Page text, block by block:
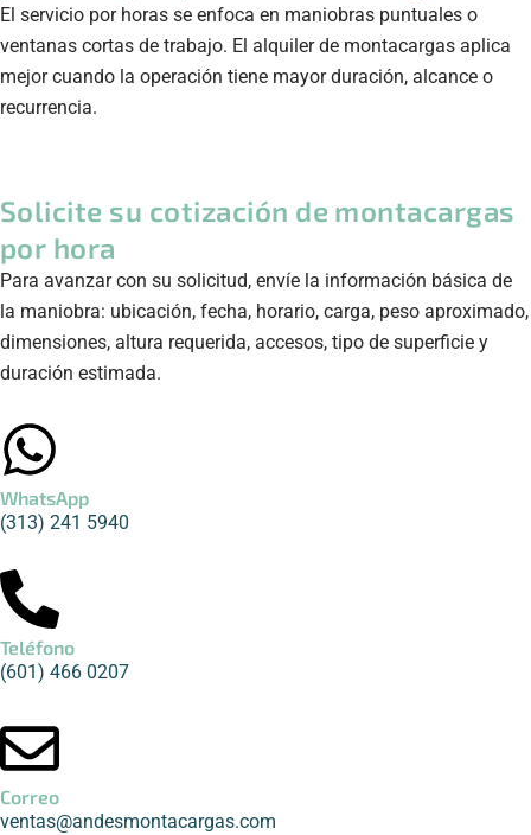
El servicio por horas se enfoca en maniobras puntuales o
ventanas cortas de trabajo. El alquiler de montacargas aplica
mejor cuando la operación tiene mayor duración, alcance o
recurrencia.
Solicite su cotización de montacargas
por hora
Para avanzar con su solicitud, envíe la información básica de
la maniobra: ubicación, fecha, horario, carga, peso aproximado,
dimensiones, altura requerida, accesos, tipo de superficie y
duración estimada.
WhatsApp
(313) 241 5940
Teléfono
(601) 466 0207
Correo
ventas@andesmontacargas.com